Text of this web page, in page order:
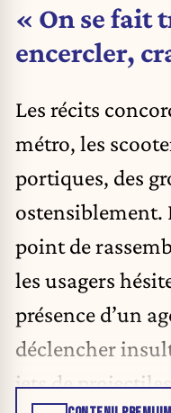
« On se fait
encercler,
Les récits
métro, les
portiques, des
ostensiblement.
point de
les usagers
présence d’un
déclencher
jets de